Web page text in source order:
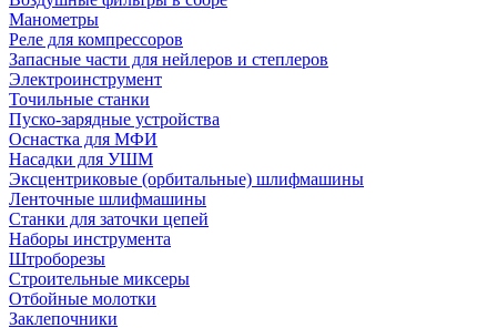
Манометры
Реле для компрессоров
Запасные части для нейлеров и степлеров
Электроинструмент
Точильные станки
Пуско-зарядные устройства
Оснастка для МФИ
Насадки для УШМ
Эксцентриковые (орбитальные) шлифмашины
Ленточные шлифмашины
Станки для заточки цепей
Наборы инструмента
Штроборезы
Строительные миксеры
Отбойные молотки
Заклепочники